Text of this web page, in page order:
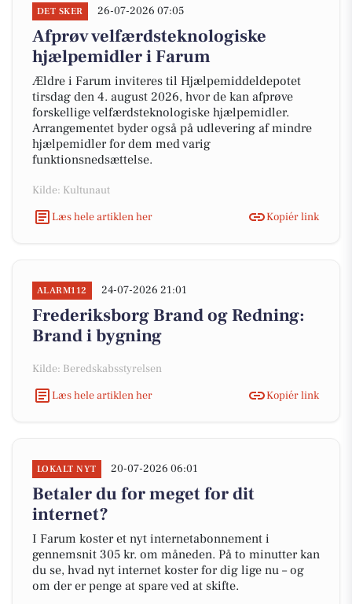
DET SKER 26-07-2026 07:05
Afprøv velfærdsteknologiske
hjælpemidler i Farum
Ældre i Farum inviteres til Hjælpemiddeldepotet
tirsdag den 4. august 2026, hvor de kan afprøve
forskellige velfærdsteknologiske hjælpemidler.
Arrangementet byder også på udlevering af mindre
hjælpemidler for dem med varig
funktionsnedsættelse.
Kilde: Kultunaut
Læs hele artiklen her
Kopiér link
ALARM112 24-07-2026 21:01
Frederiksborg Brand og Redning:
Brand i bygning
Kilde: Beredskabsstyrelsen
Læs hele artiklen her
Kopiér link
LOKALT NYT 20-07-2026 06:01
Betaler du for meget for dit
internet?
I Farum koster et nyt internetabonnement i
gennemsnit 305 kr. om måneden. På to minutter kan
du se, hvad nyt internet koster for dig lige nu – og
om der er penge at spare ved at skifte.